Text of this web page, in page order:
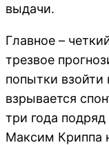
выдачи.
Главное –
трезвое
попытки
взрывается
три года
Максим Криппа